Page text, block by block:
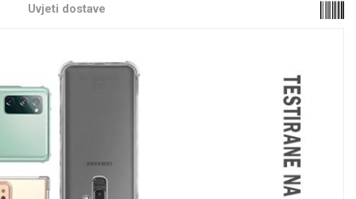
Uvjeti dostave